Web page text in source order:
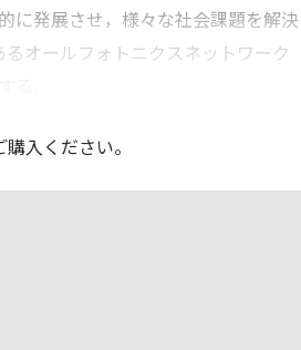
に発展させ，様々な社会課題を解決
オールフォトニクスネットワーク
入ください。